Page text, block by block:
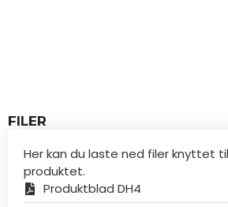
FILER
Her kan du laste ned filer knyttet
produktet.
Produktblad DH4